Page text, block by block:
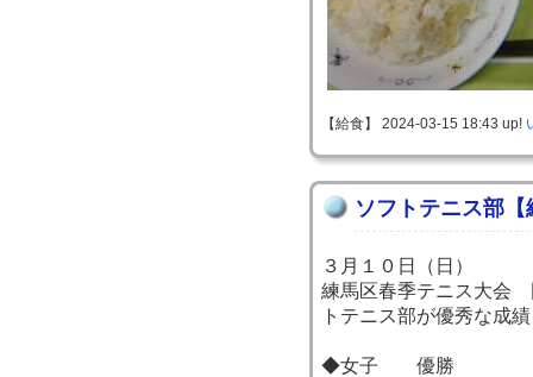
【給食】 2024-03-15 18:43 up!
ソフトテニス部
３月１０日（日）
練馬区春季テニス大会
トテニス部が優秀な成
◆女子 優勝